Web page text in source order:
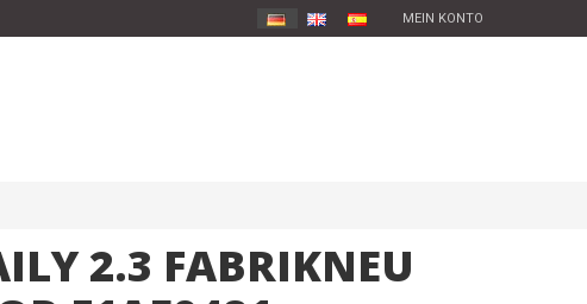
MEIN KONTO
2.3 FABRIKNEU